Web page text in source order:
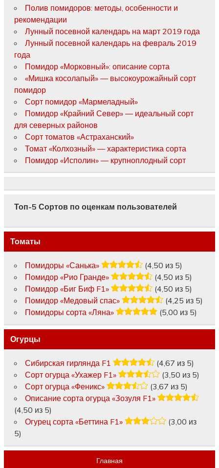
Полив помидоров: методы, особенности и
рекомендации
Лунный посевной календарь на март 2019 года
Лунный посевной календарь на февраль 2019
года
Помидор «Морковный»: описание сорта
«Мишка косолапый» — высокоурожайный сорт
помидор
Сорт помидор «Мармеладный»
Помидор «Крайний Север» — идеальный сорт
для северных районов
Сорт томатов «Астраханский»
Томат «Колхозный» — характеристика сорта
Помидор «Исполин» — крупноплодный сорт
Топ-5 Сортов по оценкам пользователей
Томаты
Помидоры «Санька»
(4,50 из 5)
Помидор «Рио Гранде»
(4,50 из 5)
Помидор «Биг Биф F1»
(4,50 из 5)
Помидор «Медовый спас»
(4,25 из 5)
Помидоры сорта «Ляна»
(5,00 из 5)
Огурцы
Сибирская гирлянда F1
(4,67 из 5)
Сорт огурца «Ухажер F1»
(3,50 из 5)
Сорт огурца «Феникс»
(3,67 из 5)
Описание сорта огурца «Зозуля F1»
(4,50 из 5)
Огурец сорта «Беттина F1»
(3,00 из
5)
Главная